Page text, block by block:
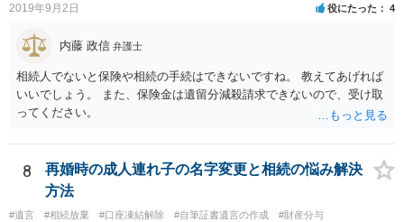
2019年9月2日 役にたった 4
内藤 政信 弁護士
相続人でないと保険や相続の手続はできないですね。 教えてあげれば
いいでしょう。 また、保険金は遺留分減殺請求できないので、受け取
ってください。
8
再婚時の成人連れ子の名字変更と相続の悩み解決
方法
#遺言 #相続放棄 #口座凍結解除 #自筆証書遺言の作成 #財産分与